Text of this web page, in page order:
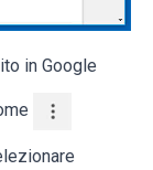
in Google